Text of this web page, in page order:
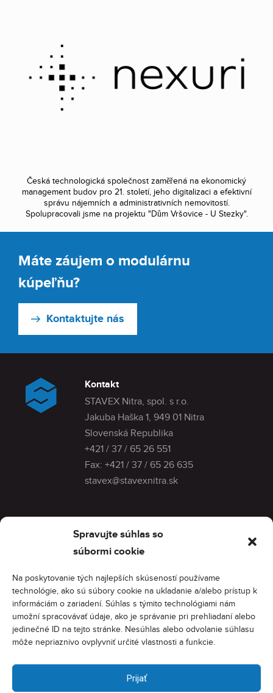
Spravujte súhlas so
súbormi cookie
Na poskytovanie tých najlepších skúseností používame
technológie, ako sú súbory cookie na ukladanie a/alebo prístup k
informáciám o zariadení. Súhlas s týmito technológiami nám
umožní spracovávať údaje, ako je správanie pri prehliadaní alebo
jedinečné ID na tejto stránke. Nesúhlas alebo odvolanie súhlasu
môže nepriaznivo ovplyvniť určité vlastnosti a funkcie.
Prijať
Česká technologická společnost zaměřená na ekonomický
management budov pro 21. století, jeho digitalizaci a efektivní
správu nájemních a administrativních nemovitostí.
Spolupracovali jsme na projektu "Dům Vršovice - U Stezky".
Máte záujem o modulárnu
kúpeľňu?
Kontaktujte nás
Kontakt
STAVEX Nitra, spol. s r.o.
Jakuba Haška 1, 949 01 Nitra
Slovenská Republika
+421 / 37 / 65 26 551
Fax: +421 / 37 / 65 26 635
stavex@stavexnitra.sk
Menu
Modulárne kúpeľne
O spoločnosti
Kontakt
Ochrana osobných údajov
Na stiahnutie
Projektová dokumentácia
Projekty EÚ